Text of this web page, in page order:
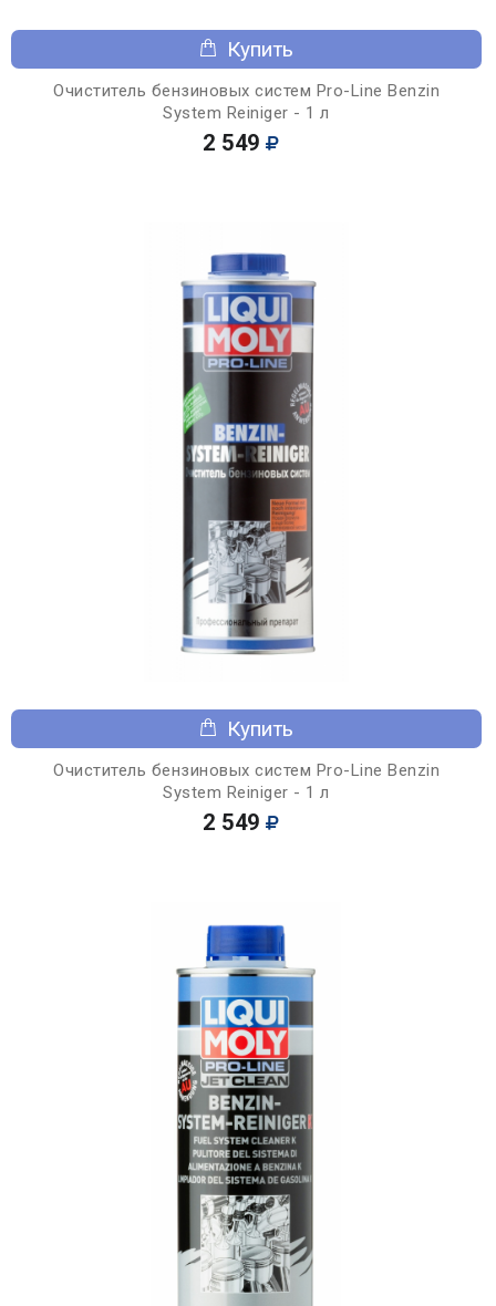
Купить
Очиститель бензиновых систем Pro-Line Benzin
System Reiniger - 1 л
2 549
Купить
Очиститель бензиновых систем Pro-Line Benzin
System Reiniger - 1 л
2 549